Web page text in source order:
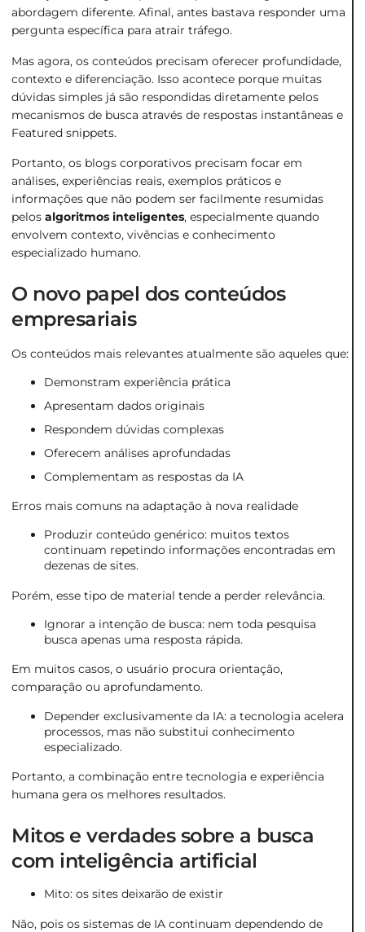
abordagem diferente. Afinal, antes bastava responder uma
pergunta específica para atrair tráfego.
Mas agora, os conteúdos precisam oferecer profundidade,
contexto e diferenciação. Isso acontece porque muitas
dúvidas simples já são respondidas diretamente pelos
mecanismos de busca através de respostas instantâneas e
Featured snippets.
Portanto, os blogs corporativos precisam focar em
análises, experiências reais, exemplos práticos e
informações que não podem ser facilmente resumidas
pelos algoritmos inteligentes, especialmente quando
envolvem contexto, vivências e conhecimento
especializado humano.
O novo papel dos conteúdos
empresariais
Os conteúdos mais relevantes atualmente são aqueles que:
Demonstram experiência prática
Apresentam dados originais
Respondem dúvidas complexas
Oferecem análises aprofundadas
Complementam as respostas da IA
Erros mais comuns na adaptação à nova realidade
Produzir conteúdo genérico: muitos textos
continuam repetindo informações encontradas em
dezenas de sites.
Porém, esse tipo de material tende a perder relevância.
Ignorar a intenção de busca: nem toda pesquisa
busca apenas uma resposta rápida.
Em muitos casos, o usuário procura orientação,
comparação ou aprofundamento.
Depender exclusivamente da IA: a tecnologia acelera
processos, mas não substitui conhecimento
especializado.
Portanto, a combinação entre tecnologia e experiência
humana gera os melhores resultados.
Mitos e verdades sobre a busca
com inteligência artificial
Mito: os sites deixarão de existir
Não, pois os sistemas de IA continuam dependendo de